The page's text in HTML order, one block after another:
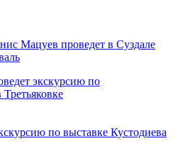
Мацуев проведет в Суздале
по выставке Кустодиева